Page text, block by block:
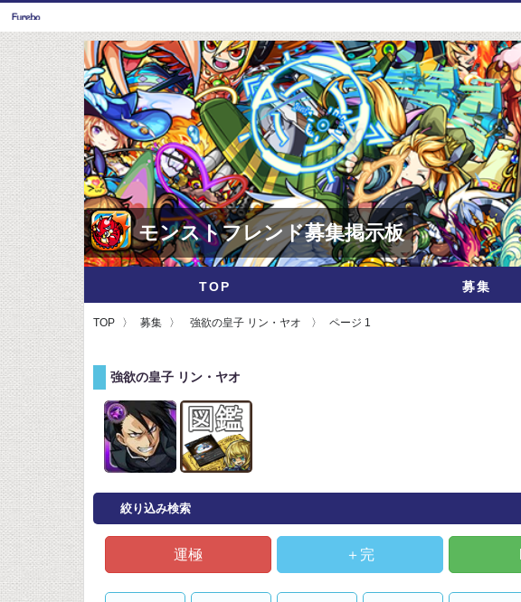
モンストフレンド募集掲示板
TOP 募集
TOP 募集 強欲の皇子 リン・ヤオ ページ 1
強欲の皇子 リン・ヤオ
絞り込み検索
運極 ＋完